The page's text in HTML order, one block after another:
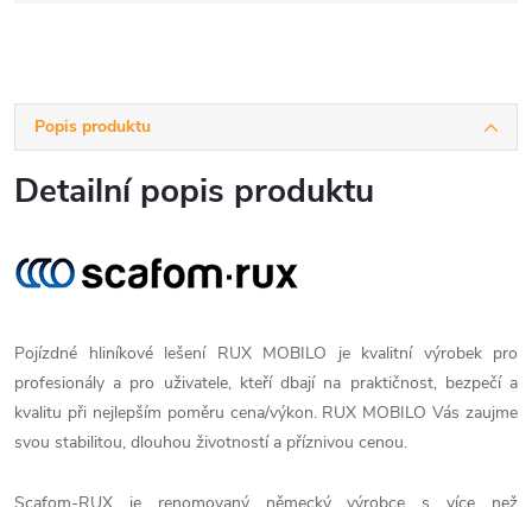
Popis produktu
Detailní popis produktu
Pojízdné hliníkové lešení RUX MOBILO je kvalitní výrobek pro
profesionály a pro uživatele, kteří dbají na praktičnost, bezpečí a
kvalitu při nejlepším poměru cena/výkon. RUX MOBILO Vás zaujme
svou stabilitou, dlouhou životností a příznivou cenou.